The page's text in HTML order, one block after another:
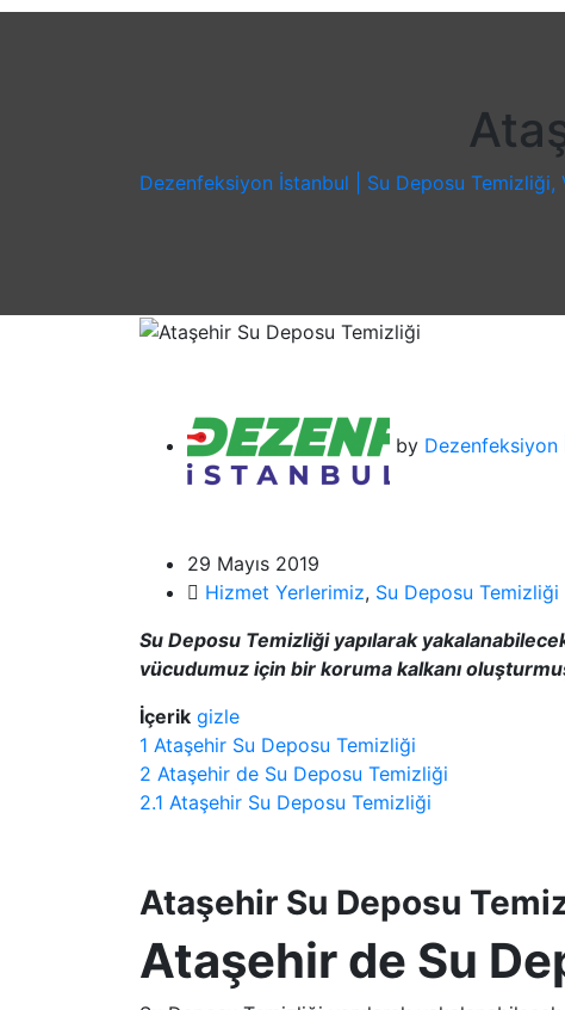
Dezenfeksiyon İstanbul | Su Deposu
by Dezenfeksiyon
29 Mayıs 2019
Hizmet Yerlerimiz, Su Deposu Temizliği
Su Deposu Temizliği yapılarak
vücudumuz için bir koruma kalkanı
İçerik gizle
1 Ataşehir Su Deposu Temizliği
2 Ataşehir de Su Deposu Temizliği
2.1 Ataşehir Su Deposu Temizliği
Ataşehir Su Deposu
Ataşehir de Su